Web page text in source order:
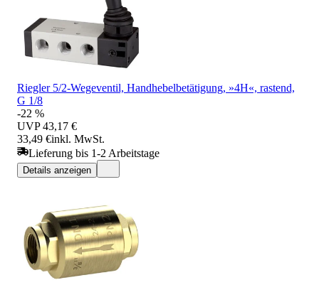
Riegler 5/2-Wegeventil, Handhebelbetätigung, »4H«, rastend,
G 1/8
-22 %
UVP 43,17 €
33,49 €inkl. MwSt.
Lieferung bis 1-2 Arbeitstage
Details anzeigen